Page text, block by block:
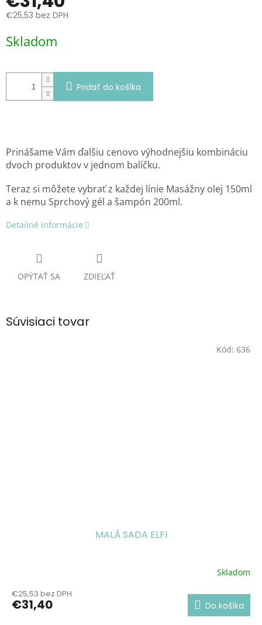
€25,53 bez DPH
cena:
Skladom
Pridať do košíka
Prinášame Vám ďalšiu cenovo výhodnejšiu kombináciu
dvoch produktov v jednom balíčku.
Teraz si môžete vybrať z každej línie Masážny olej 150ml
a k nemu Sprchový gél a šampón 200ml.
Detailné informácie
OPÝTAŤ SA ZDIEĽAŤ
Súvisiaci tovar
MALÁ SADA ELFI
Skladom
€25,53 bez DPH
€31,40 Do košíka
Kód: 636